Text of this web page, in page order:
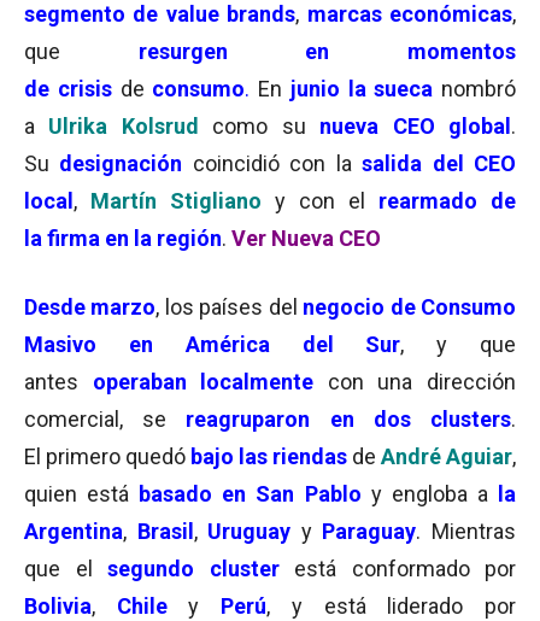
segmento de value brands, marcas económicas,
que resurgen en momentos
de crisis de consumo. En junio la sueca nombró
a
Ulrika Kolsrud como su nueva CEO global .
Su designación coincidió con la salida del CEO
local , Martín Stigliano y con el
rearmado de
la firma en la región. Ver Nueva CEO
Desde marzo, los países del negocio de Consumo
Masivo en América del Sur, y que
antes operaban localmente con una dirección
comercial, se reagruparon en dos clusters.
El primero quedó bajo las riendas de André Aguiar,
quien está basado en San Pablo y engloba a
la
Argentina, Brasil , Uruguay y Paraguay. Mientras
que el segundo cluster
está conformado por
Bolivia, Chiley Perú, y está liderado por